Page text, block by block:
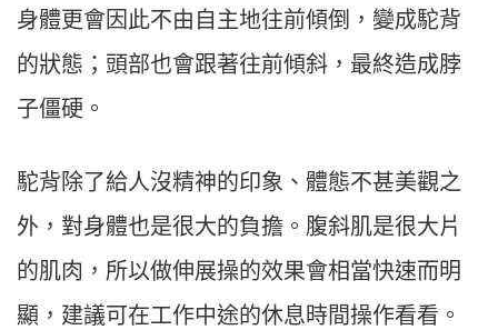
身體更會因此不由自主地往前傾倒，變成駝背
的狀態；頭部也會跟著往前傾斜，最終造成脖
子僵硬。
駝背除了給人沒精神的印象、體態不甚美觀之
外，對身體也是很大的負擔。腹斜肌是很大片
的肌肉，所以做伸展操的效果會相當快速而明
顯，建議可在工作中途的休息時間操作看看。